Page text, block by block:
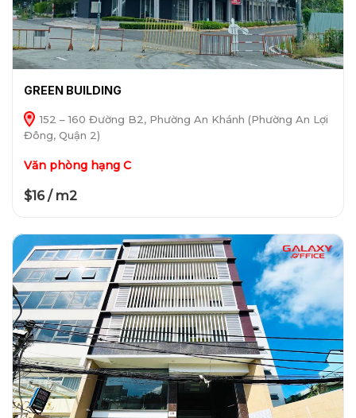
GREEN BUILDING
152 – 160 Đường B2, Phường An Khánh (Phường An Lợi
Đông, Quận 2)
Văn phòng hạng C
$16 / m2